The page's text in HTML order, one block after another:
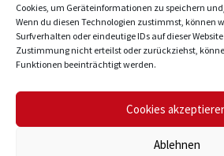
Cookies, um Geräteinformationen zu speichern
Wenn du diesen Technologien zustimmst, können
Surfverhalten oder eindeutige IDs auf dieser
Zustimmung nicht erteilst oder zurückziehst,
Funktionen beeinträchtigt werden.
Cookies
Ablehnen
Projekte
Termine
Versicherungspaket
Ziele und Aufgaben